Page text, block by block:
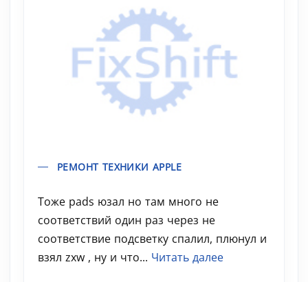
РЕМОНТ ТЕХНИКИ APPLE
Тоже pads юзал но там много не
соответствий один раз через не
соответствие подсветку спалил, плюнул и
взял zxw , ну и что... Читать далее